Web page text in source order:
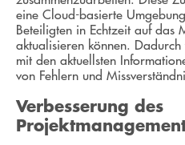
eine Cloud-basierte
Beteiligten in Echtzeit auf das
aktualisieren können.
mit den aktuellsten
von Fehlern und
Verbesserung des